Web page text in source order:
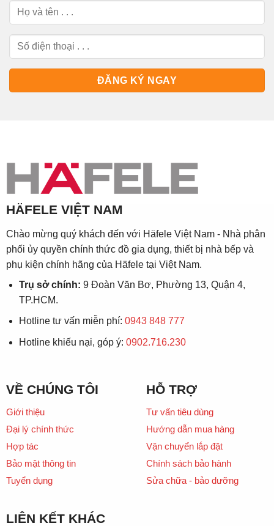
HÄFELE VIỆT NAM
Chào mừng quý khách đến với Häfele Việt Nam - Nhà phân
phối ủy quyền chính thức đồ gia dụng, thiết bị nhà bếp và
phụ kiện chính hãng của Häfele tại Việt Nam.
Trụ sở chính: 9 Đoàn Văn Bơ, Phường 13, Quận 4,
TP.HCM.
Hotline tư vấn miễn phí: 0943 848 777
Hotline khiếu nại, góp ý: 0902.716.230
VỀ CHÚNG TÔI
Giới thiệu
Đại lý chính thức
Hợp tác
Bảo mật thông tin
Tuyển dụng
HỖ TRỢ
Tư vấn tiêu dùng
Hướng dẫn mua hàng
Vận chuyển lắp đặt
Chính sách bảo hành
Sửa chữa - bảo dưỡng
LIÊN KẾT KHÁC